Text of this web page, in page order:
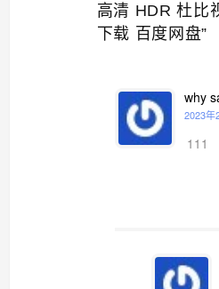
高清 HDR 杜比
下载 百度网盘”
why
2023年
111